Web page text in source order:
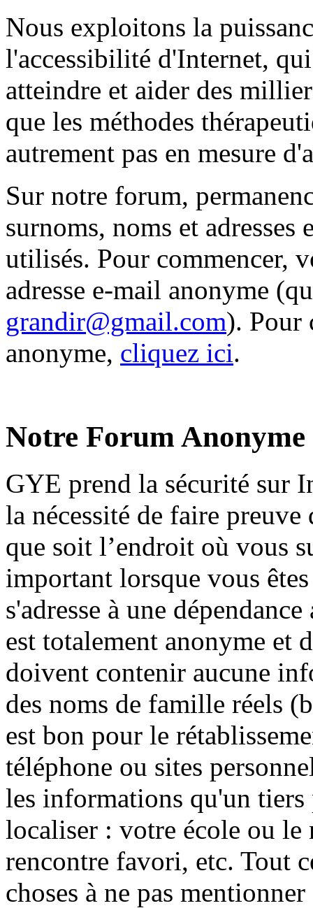
Nous exploitons la
l'accessibilité d'Internet,
atteindre et aider des
que les méthodes
autrement pas en mesure
Sur notre forum,
surnoms, noms et
utilisés. Pour commencer,
adresse e-mail anonyme
grandir@gmail.com). Pour
anonyme, cliquez ici.
Notre Forum Anonyme
GYE prend la sécurité sur
la nécessité de faire
que soit l’endroit où vous
important lorsque vous
s'adresse à une
est totalement anonyme et
doivent contenir aucune
des noms de famille réels
est bon pour le
téléphone ou sites
les informations qu'un
localiser : votre école ou le
rencontre favori, etc. Tout
choses à ne pas